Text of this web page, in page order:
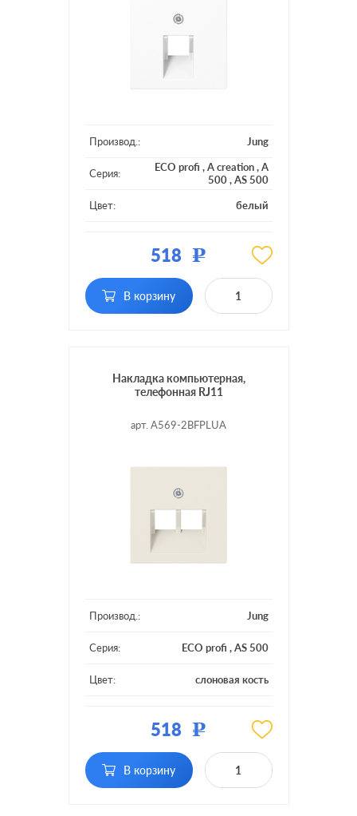
Производ.: Jung
Серия: ECO profi ,A creation,A
500,AS 500
Цвет:
белый
разъема:
RJ11, RJ12, RJ45 Cat.3
RJ45 Cat.5e (UTP), RJ45
Cat.6 (STP)
518 Р
В корзину
Накладка компьютерная,
телефонная RJ11
арт. A569-2BFPLUA
Производ.: Jung
Серия: ECO profi ,AS 500
Цвет: слоновая кость
разъема:
RJ11, RJ12, RJ45 Cat.3
(ISDN), RJ45 Cat.5e (UTP)
518 Р
В корзину